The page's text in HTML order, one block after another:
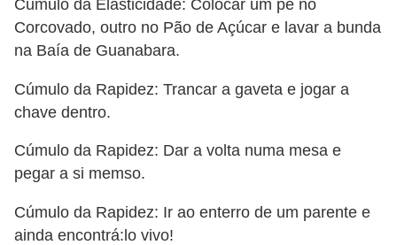
Cúmulo da Elasticidade: Colocar um pé no
Corcovado, outro no Pão de Açúcar e lavar a bunda
na Baía de Guanabara.
Cúmulo da Rapidez: Trancar a gaveta e jogar a
chave dentro.
Cúmulo da Rapidez: Dar a volta numa mesa e
pegar a si memso.
Cúmulo da Rapidez: Ir ao enterro de um parente e
ainda encontrá:lo vivo!
s
ã
d
e
ó
t
c